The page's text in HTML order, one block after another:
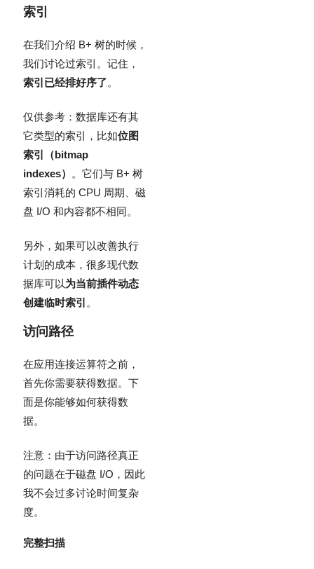
索引
在我们介绍 B+ 树的时候，
我们讨论过索引。记住，
索引已经排好序了。
仅供参考：数据库还有其
它类型的索引，比如位图
索引（bitmap
indexes）
。它们与 B+ 树
索引消耗的 CPU 周期、磁
盘 I/O 和内容都不相同。
另外，如果可以改善执行
计划的成本，很多现代数
据库可以为当前插件动态
创建临时索引 。
访问路径
在应用连接运算符之前，
首先你需要获得数据。下
面是你能够如何获得数
据。
注意：由于访问路径真正
的问题在于磁盘 I/O，因此
我不会过多讨论时间复杂
度。
完整扫描